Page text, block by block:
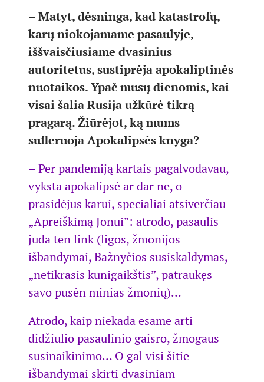
– Matyt, dėsninga, kad katastrofų,
karų niokojamame pasaulyje,
iššvaisčiusiame dvasinius
autoritetus, sustiprėja apokaliptinės
nuotaikos. Ypač mūsų dienomis, kai
visai šalia Rusija užkūrė tikrą
pragarą. Žiūrėjot, ką mums
sufleruoja Apokalipsės knyga?
– Per pandemiją kartais pagalvodavau,
vyksta apokalipsė ar dar ne, o
prasidėjus karui, specialiai atsiverčiau
„Apreiškimą Jonui”: atrodo, pasaulis
juda ten link (ligos, žmonijos
išbandymai, Bažnyčios susiskaldymas,
„netikrasis kunigaikštis”, patraukęs
savo pusėn minias žmonių)…
Atrodo, kaip niekada esame arti
didžiulio pasaulinio gaisro, žmogaus
susinaikinimo… O gal visi šitie
išbandymai skirti dvasiniam